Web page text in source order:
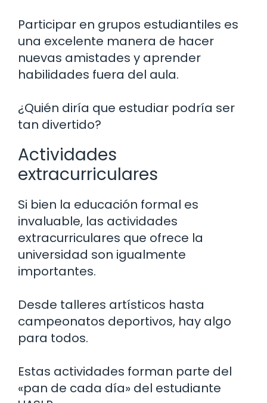
Participar en grupos estudiantiles es
una excelente manera de hacer
nuevas amistades y aprender
habilidades fuera del aula.
¿Quién diría que estudiar podría ser
tan divertido?
Actividades
extracurriculares
Si bien la educación formal es
invaluable, las actividades
extracurriculares que ofrece la
universidad son igualmente
importantes.
Desde talleres artísticos hasta
campeonatos deportivos, hay algo
para todos.
Estas actividades forman parte del
«pan de cada día» del estudiante